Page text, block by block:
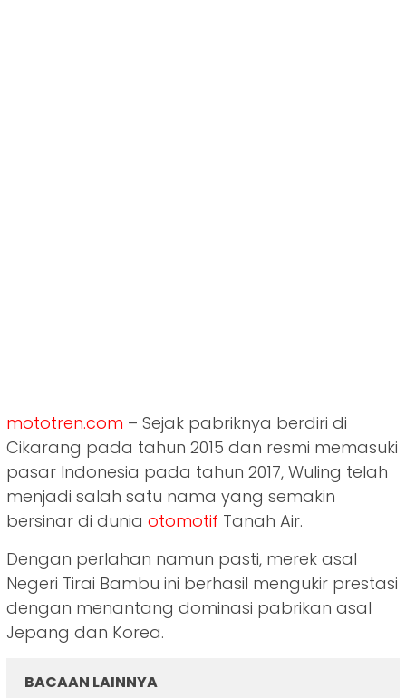
mototren.com – Sejak pabriknya berdiri di
Cikarang pada tahun 2015 dan resmi memasuki
pasar Indonesia pada tahun 2017, Wuling telah
menjadi salah satu nama yang semakin
bersinar di dunia otomotif Tanah Air.
Dengan perlahan namun pasti, merek asal
Negeri Tirai Bambu ini berhasil mengukir prestasi
dengan menantang dominasi pabrikan asal
Jepang dan Korea.
BACAAN LAINNYA